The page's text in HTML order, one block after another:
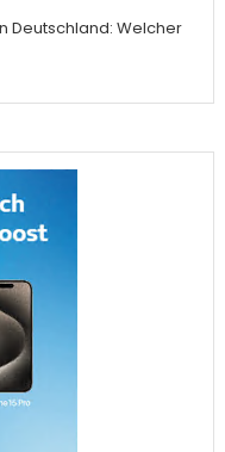
Deutschland: Welcher